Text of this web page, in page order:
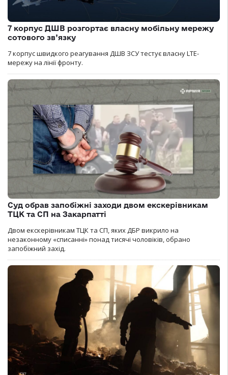
7 корпус ДШВ розгортає власну мобільну мережу
сотового зв’язку
7 корпус швидкого реагування ДШВ ЗСУ тестує власну LTE-
мережу на лінії фронту.
Суд обрав запобіжні заходи двом екскерівникам
ТЦК та СП на Закарпатті
Двом екскерівникам ТЦК та СП, яких ДБР викрило на
незаконному «списанні» понад тисячі чоловіків, обрано
запобіжний захід.